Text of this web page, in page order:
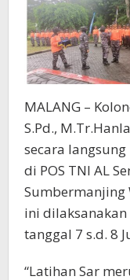
MALANG –
S.Pd.,
secara langsung
di POS TNI AL
Sumbermanjing
ini
tanggal 7 s.d. 8
“Latihan Sar